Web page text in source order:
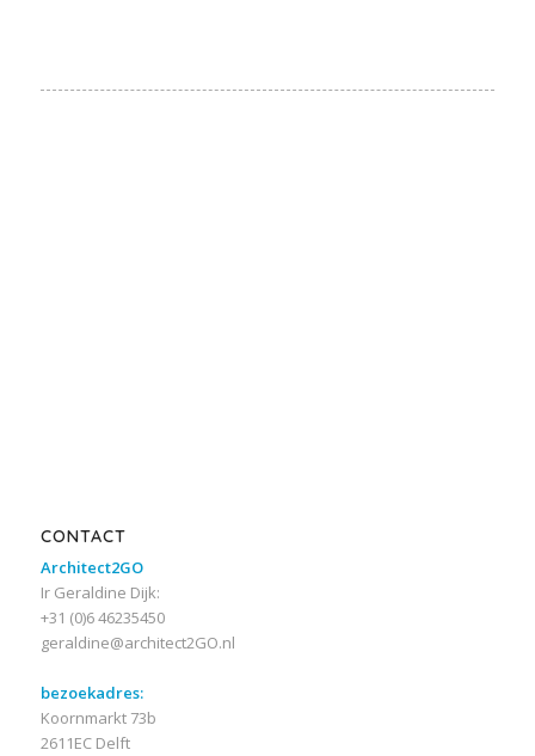
CONTACT
Architect2GO
Ir Geraldine Dijk:
+31 (0)6 46235450
geraldine@architect2GO.nl
bezoekadres:
Koornmarkt 73b
2611EC Delft